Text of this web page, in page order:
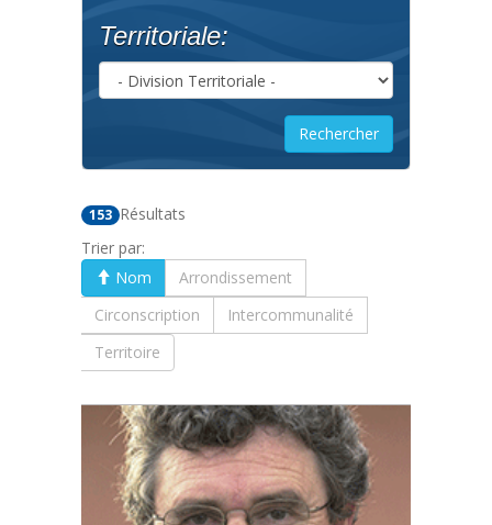
Territoriale:
153 Résultats
Trier par:
Nom
Arrondissement
Circonscription
Intercommunalité
Territoire